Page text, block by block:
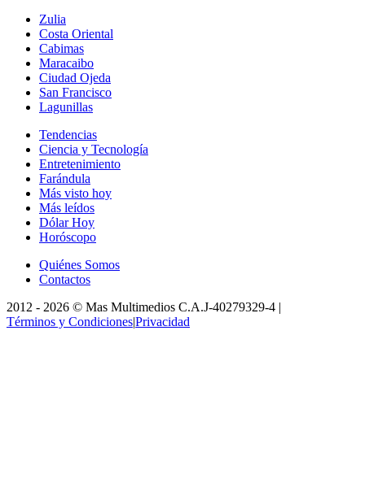
Zulia
Costa Oriental
Cabimas
Maracaibo
Ciudad Ojeda
San Francisco
Lagunillas
Tendencias
Ciencia y Tecnología
Entretenimiento
Farándula
Más visto hoy
Más leídos
Dólar Hoy
Horóscopo
Quiénes Somos
Contactos
2012 - 2026 © Mas Multimedios C.A.J-40279329-4 |
Términos y Condiciones|Privacidad